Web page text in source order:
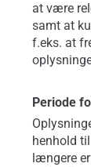
at være
samt at
f.eks. at
Periode
henhold
længere